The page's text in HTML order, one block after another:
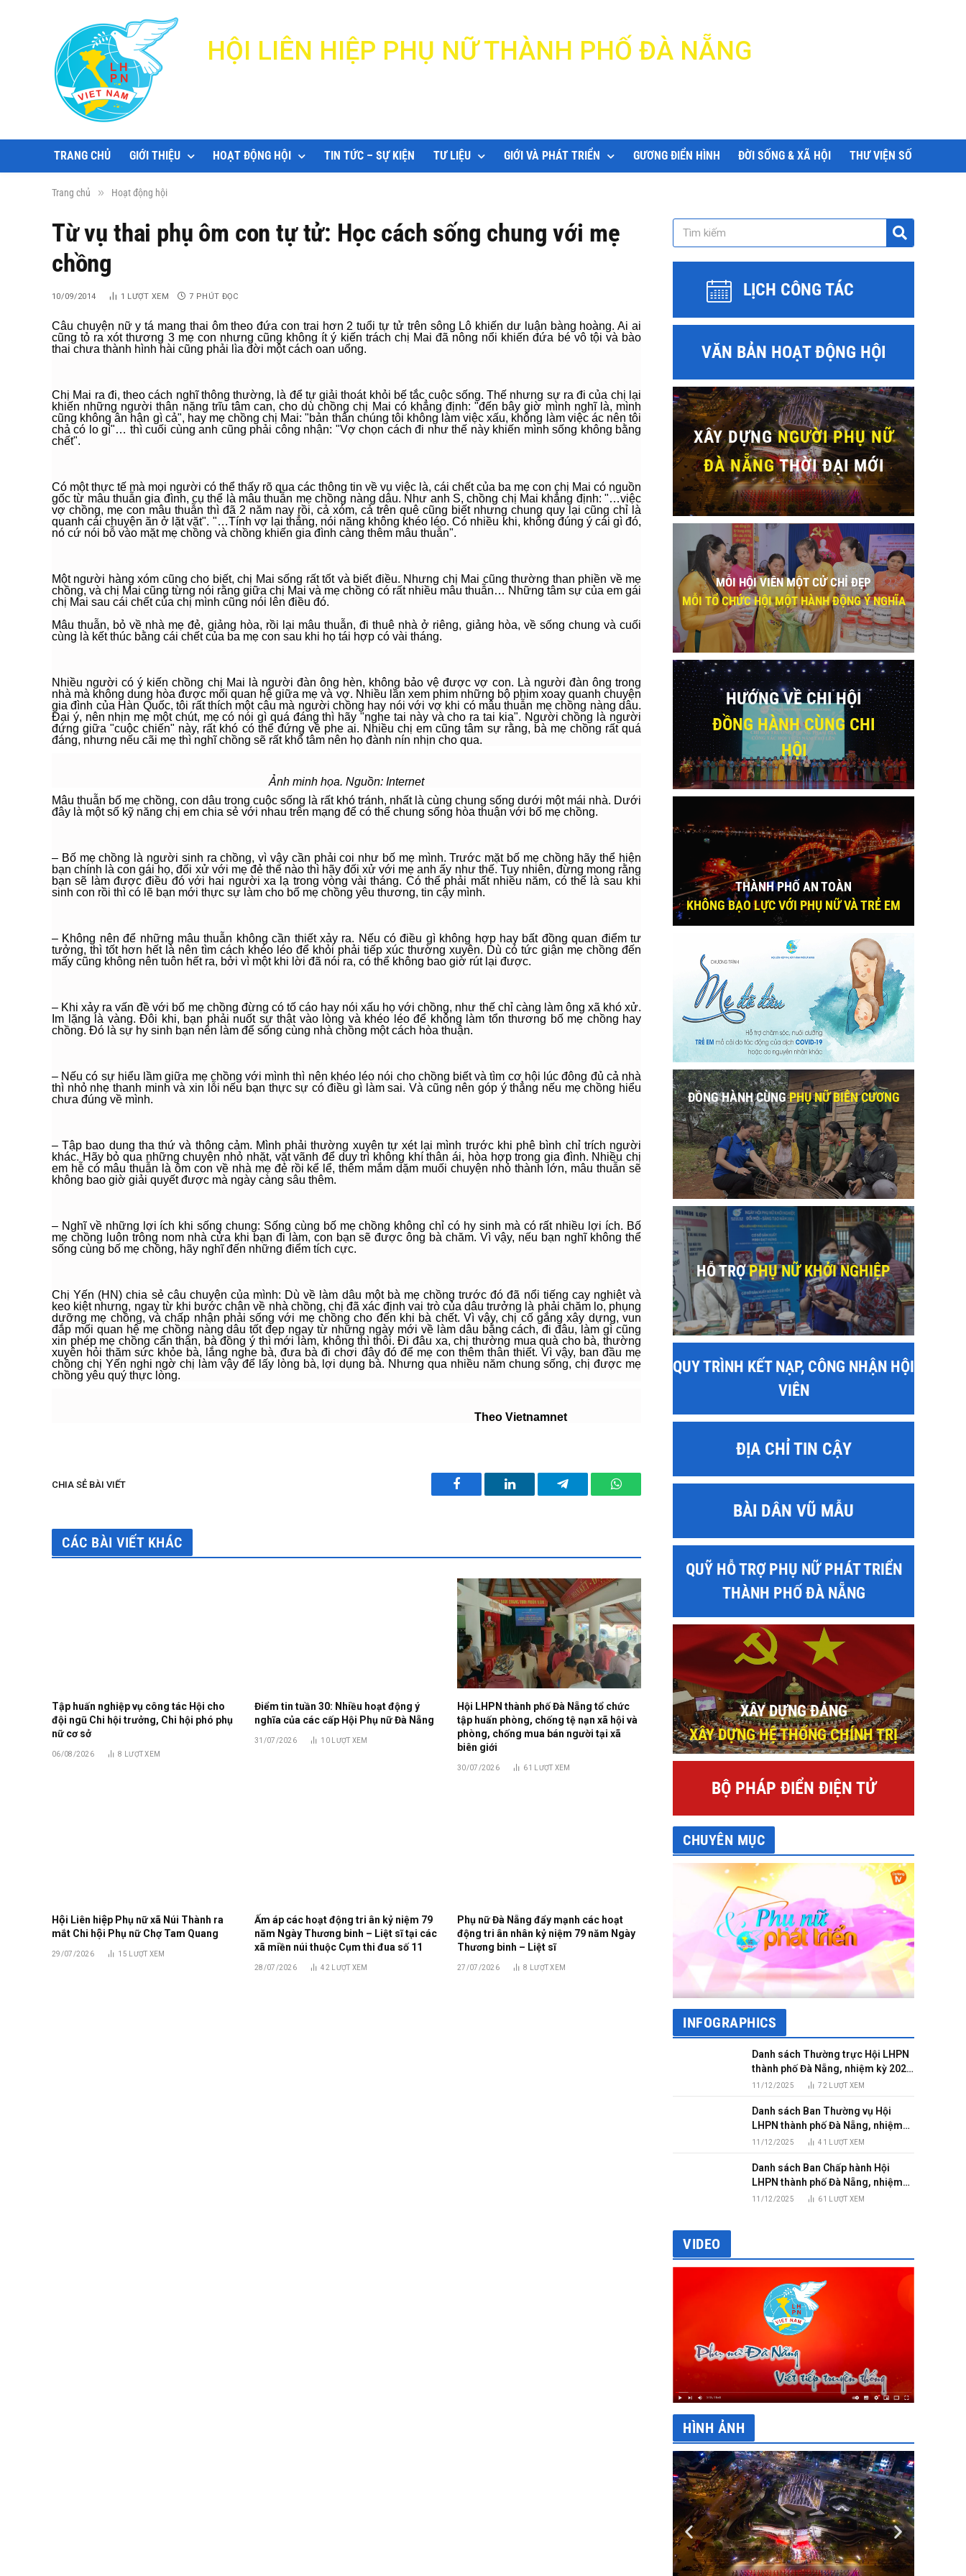
HỘI LIÊN HIỆP PHỤ NỮ THÀNH PHỐ ĐÀ NẴNG
TRANG CHỦ GIỚI THIỆU HOẠT ĐỘNG HỘI TIN TỨC – SỰ KIỆN TƯ LIỆU GIỚI VÀ PHÁT TRIỂN GƯƠNG ĐIỂN HÌNH ĐỜI SỐNG & XÃ HỘI THƯ VIỆN SỐ
Trang chủ » Hoạt động hội
Từ vụ thai phụ ôm con tự tử: Học cách sống chung với mẹ
chồng
10/09/2014 1 LƯỢT XEM 7 PHÚT ĐỌC
Câu chuyện nữ y tá mang thai ôm theo đứa con trai hơn 2 tuổi tự tử trên sông Lô khiến dư luận bàng hoàng. Ai ai
cũng tỏ ra xót thương 3 mẹ con nhưng cũng không ít ý kiến trách chị Mai đã nông nổi khiến đứa bé vô tội và bào
thai chưa thành hình hài cũng phải lìa đời một cách oan uổng.
Chị Mai ra đi, theo cách nghĩ thông thường, là để tự giải thoát khỏi bế tắc cuộc sống. Thế nhưng sự ra đi của chị lại
khiến những người thân nặng trĩu tâm can, cho dù chồng chị Mai có khẳng định: "đến bây giờ mình nghĩ là, mình
cũng không ân hận gì cả", hay mẹ chồng chị Mai: "bản thân chúng tôi không làm việc xấu, không làm việc ác nên tôi
chả có lo gì"… thì cuối cùng anh cũng phải công nhận: "Vợ chọn cách đi như thế này khiến mình sống không bằng
chết".
Có một thực tế mà mọi người có thể thấy rõ qua các thông tin về vụ việc là, cái chết của ba mẹ con chị Mai có nguồn
gốc từ mâu thuẫn gia đình, cụ thể là mâu thuẫn mẹ chồng nàng dâu. Như anh S, chồng chị Mai khẳng định: "…việc
vợ chồng, mẹ con mâu thuẫn thì đã 2 năm nay rồi, cả xóm, cả trên quê cũng biết nhưng chung quy lại cũng chỉ là
quanh cái chuyện ăn ở lặt vặt". "…Tính vợ lại thẳng, nói năng không khéo léo. Có nhiều khi, không đúng ý cái gì đó,
nó cứ nói bỗ vào mặt mẹ chồng và chồng khiến gia đình càng thêm mâu thuẫn".
Một người hàng xóm cũng cho biết, chị Mai sống rất tốt và biết điều. Nhưng chị Mai cũng thường than phiền về mẹ
chồng, và chị Mai cũng từng nói rằng giữa chị Mai và mẹ chồng có rất nhiều mâu thuẫn… Những tâm sự của em gái
chị Mai sau cái chết của chị mình cũng nói lên điều đó.
Mâu thuẫn, bỏ về nhà mẹ đẻ, giảng hòa, rồi lại mâu thuẫn, đi thuê nhà ở riêng, giảng hòa, về sống chung và cuối
cùng là kết thúc bằng cái chết của ba mẹ con sau khi họ tái hợp có vài tháng.
Nhiều người có ý kiến chồng chị Mai là người đàn ông hèn, không bảo vệ được vợ con. Là người đàn ông trong
nhà mà không dung hòa được mối quan hệ giữa mẹ và vợ. Nhiều lần xem phim những bộ phim xoay quanh chuyện
gia đình của Hàn Quốc, tôi rất thích một câu mà người chồng hay nói với vợ khi có mâu thuẫn mẹ chồng nàng dâu.
Đại ý, nên nhịn mẹ một chút, mẹ có nói gì quá đáng thì hãy "nghe tai này và cho ra tai kia". Người chồng là người
đứng giữa "cuộc chiến" này, rất khó có thể đứng về phe ai. Nhiều chị em cũng tâm sự rằng, bà mẹ chồng rất quá
đáng, nhưng nếu cãi mẹ thì nghĩ chồng sẽ rất khổ tâm nên họ đành nín nhịn cho qua.
Ảnh minh họa. Nguồn: Internet
Mâu thuẫn bố mẹ chồng, con dâu trong cuộc sống là rất khó tránh, nhất là cùng chung sống dưới một mái nhà. Dưới
đây là một số kỹ năng chị em chia sẻ với nhau trên mạng để có thể chung sống hòa thuận với bố mẹ chồng.
– Bố mẹ chồng là người sinh ra chồng, vì vậy cần phải coi như bố mẹ mình. Trước mặt bố mẹ chồng hãy thể hiện
bạn chính là con gái họ, đối xử với mẹ đẻ thế nào thì hãy đối xử với mẹ anh ấy như thế. Tuy nhiên, đừng mong rằng
bạn sẽ làm được điều đó với hai người xa lạ trong vòng vài tháng. Có thể phải mất nhiều năm, có thể là sau khi
sinh con rồi thì có lẽ bạn mới thực sự làm cho bố mẹ chồng yêu thương, tin cậy mình.
– Không nên để những mâu thuẫn không cần thiết xảy ra. Nếu có điều gì không hợp hay bất đồng quan điểm tư
tưởng, thì tốt hơn hết là nên tìm cách khéo léo để khỏi phải tiếp xúc thường xuyên. Dù có tức giận mẹ chồng đến
mấy cũng không nên tuôn hết ra, bởi vì một khi lời đã nói ra, có thể không bao giờ rút lại được.
– Khi xảy ra vấn đề với bố mẹ chồng đừng có tố cáo hay nói xấu họ với chồng, như thế chỉ càng làm ông xã khó xử.
Im lặng là vàng. Đôi khi, bạn phải nuốt sự thật vào lòng và khéo léo để không làm tổn thương bố mẹ chồng hay
chồng. Đó là sự hy sinh bạn nên làm để sống cùng nhà chồng một cách hòa thuận.
– Nếu có sự hiểu lầm giữa mẹ chồng với mình thì nên khéo léo nói cho chồng biết và tìm cơ hội lúc đông đủ cả nhà
thì nhỏ nhẹ thanh minh và xin lỗi nếu bạn thực sự có điều gì làm sai. Và cũng nên góp ý thẳng nếu mẹ chồng hiểu
chưa đúng về mình.
– Tập bao dung tha thứ và thông cảm. Mình phải thường xuyên tự xét lại mình trước khi phê bình chỉ trích người
khác. Hãy bỏ qua những chuyện nhỏ nhặt, vặt vãnh để duy trì không khí thân ái, hòa hợp trong gia đình. Nhiều chị
em hễ có mâu thuẫn là ôm con về nhà mẹ đẻ rồi kể lể, thêm mắm dặm muối chuyện nhỏ thành lớn, mâu thuẫn sẽ
không bao giờ giải quyết được mà ngày càng sâu thêm.
– Nghĩ về những lợi ích khi sống chung: Sống cùng bố mẹ chồng không chỉ có hy sinh mà có rất nhiều lợi ích. Bố
mẹ chồng luôn trông nom nhà cửa khi bạn đi làm, con bạn sẽ được ông bà chăm. Vì vậy, nếu bạn nghĩ không thể
sống cùng bố mẹ chồng, hãy nghĩ đến những điểm tích cực.
Chị Yến (HN) chia sẻ câu chuyện của mình: Dù về làm dâu một bà mẹ chồng trước đó đã nổi tiếng cay nghiệt và
keo kiệt nhưng, ngay từ khi bước chân về nhà chồng, chị đã xác định vai trò của dâu trưởng là phải chăm lo, phụng
dưỡng mẹ chồng, và chấp nhận phải sống với mẹ chồng cho đến khi bà chết. Vì vậy, chị cố gắng xây dựng, vun
đắp mối quan hệ mẹ chồng nàng dâu tốt đẹp ngay từ những ngày mới về làm dâu bằng cách, đi đâu, làm gì cũng
xin phép mẹ chồng cẩn thận, bà đồng ý thì mới làm, không thì thôi. Đi đâu xa, chị thường mua quà cho bà, thường
xuyên hỏi thăm sức khỏe bà, lắng nghe bà, đưa bà đi chơi đây đó để mẹ con thêm thân thiết. Vì vậy, ban đầu mẹ
chồng chị Yến nghi ngờ chị làm vậy để lấy lòng bà, lợi dụng bà. Nhưng qua nhiều năm chung sống, chị được mẹ
chồng yêu quý thực lòng.
Theo Vietnamnet
CHIA SẺ BÀI VIẾT
Facebook LinkedIn Telegram WhatsApp
CÁC BÀI VIẾT KHÁC
Tập huấn nghiệp vụ công tác Hội cho
đội ngũ Chi hội trưởng, Chi hội phó phụ
nữ cơ sở
06/08/2026 8 LƯỢT XEM
Điểm tin tuần 30: Nhiều hoạt động ý
nghĩa của các cấp Hội Phụ nữ Đà Nẵng
31/07/2026 10 LƯỢT XEM
Hội LHPN thành phố Đà Nẵng tổ chức
tập huấn phòng, chống tệ nạn xã hội và
phòng, chống mua bán người tại xã
biên giới
30/07/2026 61 LƯỢT XEM
Hội Liên hiệp Phụ nữ xã Núi Thành ra
mắt Chi hội Phụ nữ Chợ Tam Quang
29/07/2026 15 LƯỢT XEM
Ấm áp các hoạt động tri ân kỷ niệm 79
năm Ngày Thương binh – Liệt sĩ tại các
xã miền núi thuộc Cụm thi đua số 11
28/07/2026 42 LƯỢT XEM
Phụ nữ Đà Nẵng đẩy mạnh các hoạt
động tri ân nhân kỷ niệm 79 năm Ngày
Thương binh – Liệt sĩ
27/07/2026 8 LƯỢT XEM
LỊCH CÔNG TÁC
VĂN BẢN HOẠT ĐỘNG HỘI
XÂY DỰNGNGƯỜI PHỤ NỮ
ĐÀ NẴNGTHỜI ĐẠI MỚI
MỖI HỘI VIÊN MỘT CỬ CHỈ ĐẸP
MỖI TỔ CHỨC HỘI MỘT HÀNH ĐỘNG Ý NGHĨA
HƯỚNG VỀ CHI HỘI
ĐỒNG HÀNH CÙNG CHI
HỘI
THÀNH PHỐ AN TOÀN
KHÔNG BẠO LỰC VỚI PHỤ NỮ VÀ TRẺ EM
ĐỒNG HÀNH CÙNGPHỤ NỮ BIÊN CƯƠNG
HỖ TRỢPHỤ NỮ KHỞI NGHIỆP
QUY TRÌNH KẾT NẠP, CÔNG NHẬN HỘI
VIÊN
ĐỊA CHỈ TIN CẬY
BÀI DÂN VŨ MẪU
QUỸ HỖ TRỢ PHỤ NỮ PHÁT TRIỂN
THÀNH PHỐ ĐÀ NẴNG
XÂY DỰNG ĐẢNG
XÂY DỰNG HỆ THỐNG CHÍNH TRỊ
BỘ PHÁP ĐIỂN ĐIỆN TỬ
CHUYÊN MỤC
INFOGRAPHICS
Danh sách Thường trực Hội LHPN
thành phố Đà Nẵng, nhiệm kỳ 2025
– 2030
11/12/2025 72 LƯỢT XEM
Danh sách Ban Thường vụ Hội
LHPN thành phố Đà Nẵng, nhiệm
kỳ 2025 – 2030
11/12/2025 41 LƯỢT XEM
Danh sách Ban Chấp hành Hội
LHPN thành phố Đà Nẵng, nhiệm
kỳ 2025 – 2030
11/12/2025 61 LƯỢT XEM
VIDEO
HÌNH ẢNH